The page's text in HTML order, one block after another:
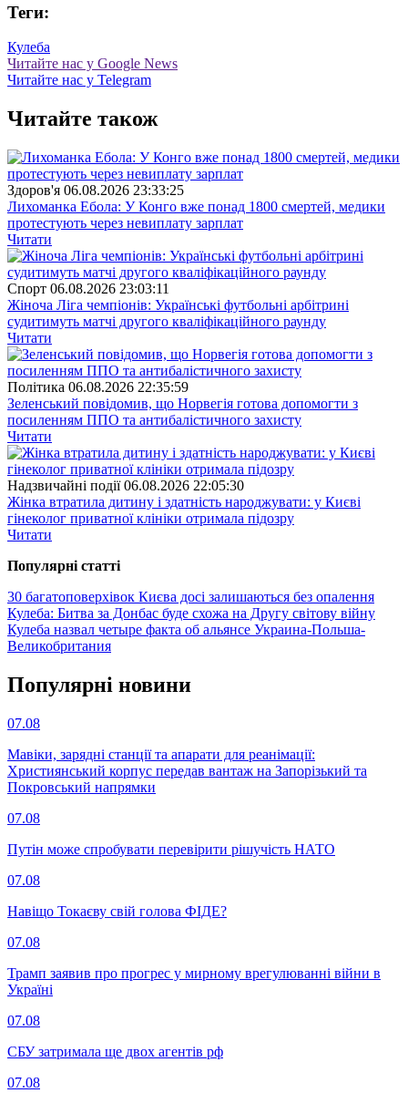
Теги:
Кулеба
Читайте нас у Google News
Читайте нас у Telegram
Читайте також
Здоров'я 06.08.2026 23:33:25
Лихоманка Ебола: У Конго вже понад 1800 смертей, медики
протестують через невиплату зарплат
Читати
Спорт 06.08.2026 23:03:11
Жіноча Ліга чемпіонів: Українські футбольні арбітрині
судитимуть матчі другого кваліфікаційного раунду
Читати
Полiтика 06.08.2026 22:35:59
Зеленський повідомив, що Норвегія готова допомогти з
посиленням ППО та антибалістичного захисту
Читати
Надзвичайні події 06.08.2026 22:05:30
Жінка втратила дитину і здатність народжувати: у Києві
гінеколог приватної клініки отримала підозру
Читати
Популярнi статтi
30 багатоповерхівок Києва досі залишаються без опалення
Кулеба: Битва за Донбас буде схожа на Другу світову війну
Кулеба назвал четыре факта об альянсе Украина-Польша-
Великобритания
Популярнi новини
07.08
Мавіки, зарядні станції та апарати для реанімації:
Християнський корпус передав вантаж на Запорізький та
Покровський напрямки
07.08
Путін може спробувати перевірити рішучість НАТО
07.08
Навіщо Токаєву свій голова ФІДЕ?
07.08
Трамп заявив про прогрес у мирному врегулюванні війни в
Україні
07.08
СБУ затримала ще двох агентів рф
07.08